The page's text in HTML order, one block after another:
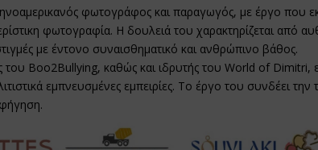
φωτογράφος και παραγωγός, με έργο που
φωτογραφία. Η δουλειά του χαρακτηρίζεται από
με έντονο συναισθηματικό και ανθρώπινο βάθος.
του Boo2Bullying, καθώς και ιδρυτής του World of
εμπνευσμένες εμπειρίες. Το έργο του συνδέει την